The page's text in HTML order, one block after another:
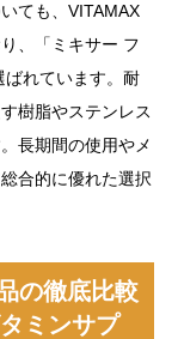
ても、VITAMAX
、「ミキサー フ
ばれています。耐
樹脂やステンレス
長期間の使用やメ
合的に優れた選択
の徹底比較
ミンサプ